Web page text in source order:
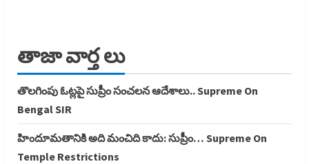
తాజా వార్త లు
తొలగింపు ఓట్లపై సుప్రీం సంచలన ఆదేశాలు.. Supreme On
Bengal SIR
హిందూమతానికి అది మంచిది కాదు: సుప్రీం… Supreme On
Temple Restrictions